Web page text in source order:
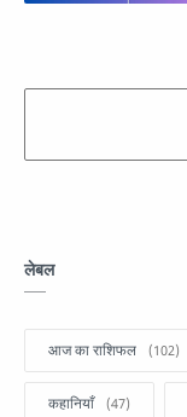
लेबल
आज का राशिफल
कहानियाँ